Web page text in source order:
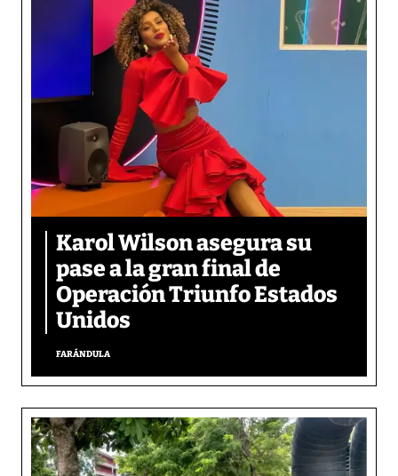
Karol Wilson asegura su
pase a la gran final de
Operación Triunfo Estados
Unidos
FARÁNDULA